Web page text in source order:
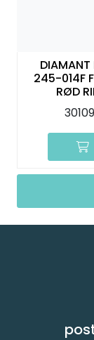
DIAMANT
245-014F
RØD